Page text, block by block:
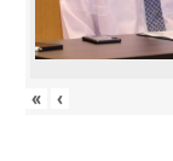
« ‹